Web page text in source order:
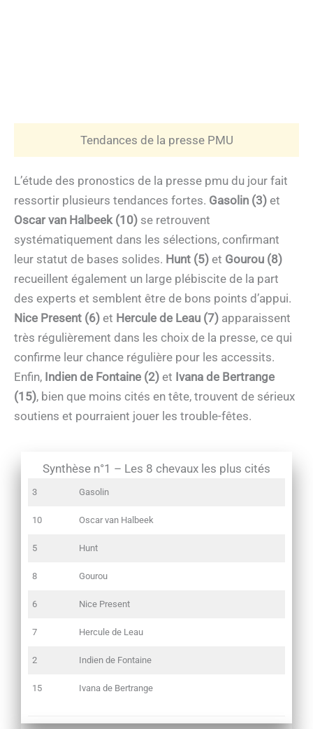
Tendances de la presse PMU
L’étude des pronostics de la presse pmu du jour fait
ressortir plusieurs tendances fortes. Gasolin (3) et
Oscar van Halbeek (10) se retrouvent
systématiquement dans les sélections, confirmant
leur statut de bases solides. Hunt (5) et Gourou (8)
recueillent également un large plébiscite de la part
des experts et semblent être de bons points d’appui.
Nice Present (6) et Hercule de Leau (7) apparaissent
très régulièrement dans les choix de la presse, ce qui
confirme leur chance régulière pour les accessits.
Enfin, Indien de Fontaine (2) et Ivana de Bertrange
(15), bien que moins cités en tête, trouvent de sérieux
soutiens et pourraient jouer les trouble-fêtes.
Synthèse n°1 – Les 8 chevaux les plus cités
3 Gasolin
10 Oscar van Halbeek
5 Hunt
8 Gourou
6 Nice Present
7 Hercule de Leau
2 Indien de Fontaine
15 Ivana de Bertrange